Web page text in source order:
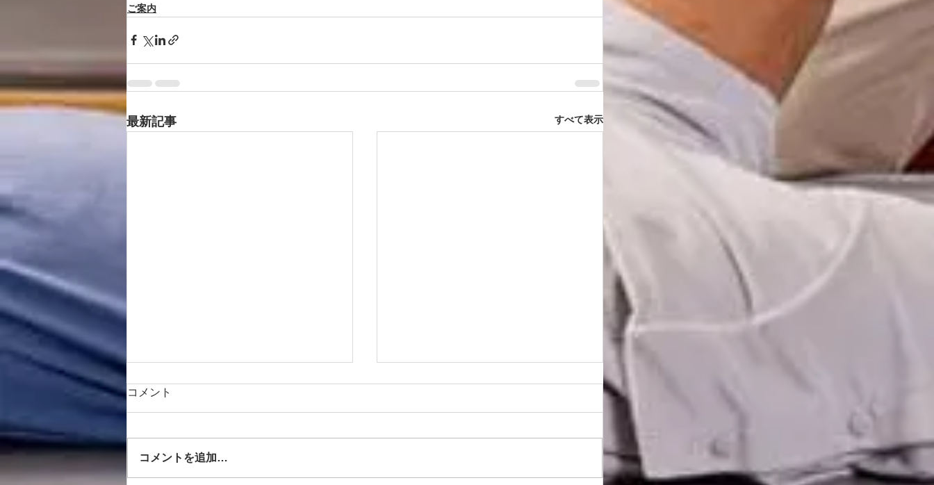
ご案内
最新記事 すべて表示
コメント
コメントを追加…